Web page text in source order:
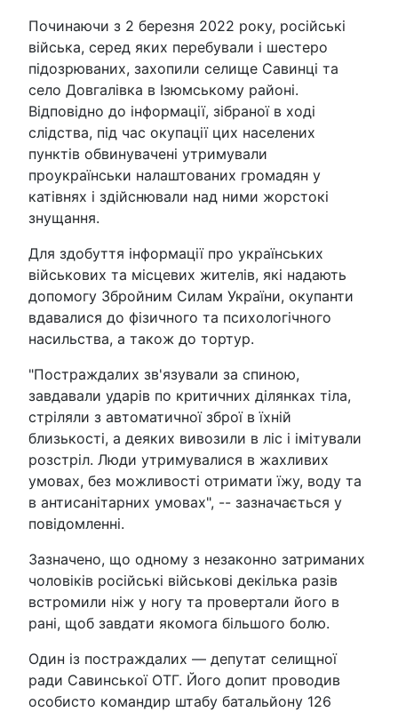
Починаючи з 2 березня 2022 року, російські
війська, серед яких перебували і шестеро
підозрюваних, захопили селище Савинці та
село Довгалівка в Ізюмському районі.
Відповідно до інформації, зібраної в ході
слідства, під час окупації цих населених
пунктів обвинувачені утримували
проукраїнськи налаштованих громадян у
катівнях і здійснювали над ними жорстокі
знущання.
Для здобуття інформації про українських
військових та місцевих жителів, які надають
допомогу Збройним Силам України, окупанти
вдавалися до фізичного та психологічного
насильства, а також до тортур.
"Постраждалих зв'язували за спиною,
завдавали ударів по критичних ділянках тіла,
стріляли з автоматичної зброї в їхній
близькості, а деяких вивозили в ліс і імітували
розстріл. Люди утримувалися в жахливих
умовах, без можливості отримати їжу, воду та
в антисанітарних умовах", -- зазначається у
повідомленні.
Зазначено, що одному з незаконно затриманих
чоловіків російські військові декілька разів
встромили ніж у ногу та провертали його в
рані, щоб завдати якомога більшого болю.
Один із постраждалих — депутат селищної
ради Савинської ОТГ. Його допит проводив
особисто командир штабу батальйону 126